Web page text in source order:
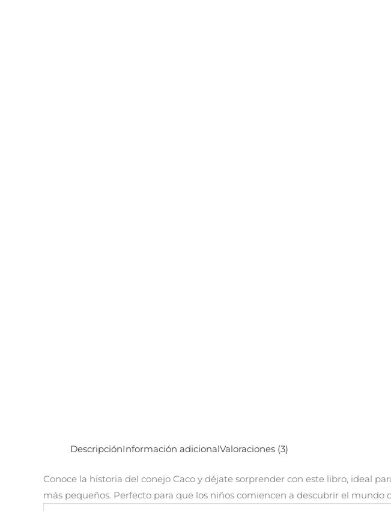
DescripciónInformación adicionalValoraciones (3)
Conoce la historia del conejo Caco y déjate sorprender con este libro, ideal
más pequeños. Perfecto para que los niños comiencen a descubrir el mundo